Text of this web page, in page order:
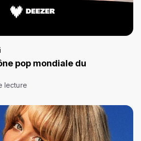
pop mondiale du
lecture